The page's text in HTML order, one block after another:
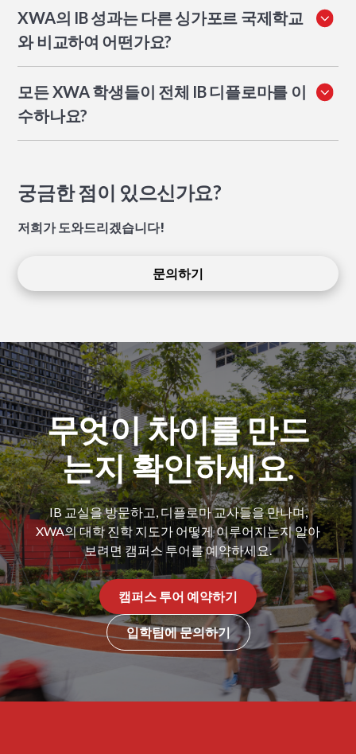
세션, 개별 교사 지원을 포함한 체계적인 준비를 받습니다.
대학 진학 지도는 학업 준비와 병행하여 진행되므로, 학생
XWA의 IB 성과는 다른 싱가포르 국제학교
와 비교하여 어떤가요?
점보다 높습니다. 학교별 비교를 위해서는 방법론과 학생
수가 다르므로 학부모님께서는 각 학교에서 발표한 결과를
모든 XWA 학생들이 전체 IB 디플로마를 이
수하나요?
의할 수 있습니다. 본 페이지에 게시된 합격률 및 평균 점수
는 전체 디플로마를 이수한 학생들을 기준으로 합니다.
궁금한 점이 있으신가요?
저희가 도와드리겠습니다!
문의하기
무엇이 차이를 만드
는지 확인하세요.
IB 교실을 방문하고, 디플로마 교사들을 만나며,
XWA의 대학 진학 지도가 어떻게 이루어지는지 알아
보려면 캠퍼스 투어를 예약하세요.
캠퍼스 투어 예약하기
입학팀에 문의하기